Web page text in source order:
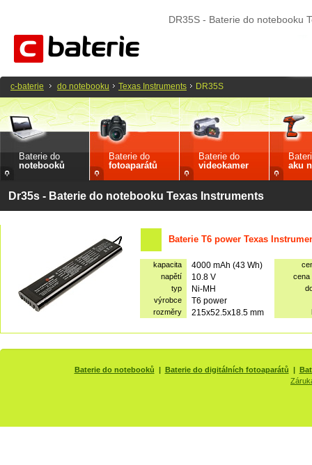
DR35S - Baterie do notebooku
Baterie do
notebooků
Baterie do
fotoaparátů
Baterie do
videokamer
aku
Dr35s - Baterie do notebooku Texas Instruments
Baterie T6 power Texas
kapacita 4000 mAh (43 Wh)
napětí
10.8 V
cena
typ
Ni-MH
výrobce
T6 power
rozměry 215x52.5x18.5 mm
c-baterie do notebooku Texas Instruments DR35S
Baterie do notebooků | Baterie do digitálních fotoaparátů |